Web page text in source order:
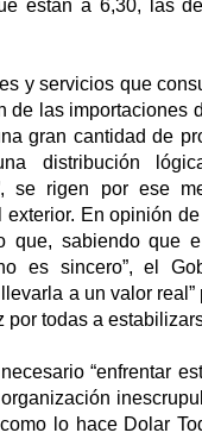
están a 6,30, las
y servicios que
de las importaciones
gran cantidad de
distribución
se rigen por ese
exterior. En opinión
que, sabiendo que
es sincero”, el
a un valor
por todas a
“enfrentar
lo hace Dolar